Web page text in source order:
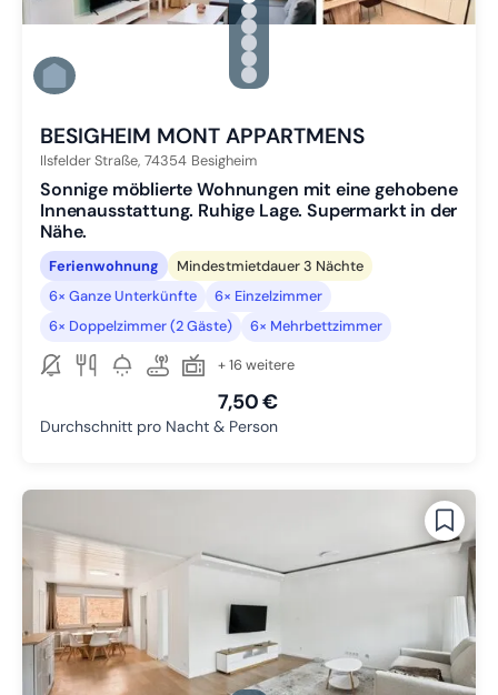
Zu Slide 1 wechseln
Zu Slide 2 wechseln
Zu Slide 3 wechseln
Zu Slide 4 wechseln
Zu Slide 5 wechseln
Zu Slide 6 wechseln
BESIGHEIM MONT APPARTMENS
Ilsfelder Straße, 74354 Besigheim
Sonnige möblierte Wohnungen mit eine gehobene
Innenausstattung. Ruhige Lage. Supermarkt in der
Nähe.
Ferienwohnung
Mindestmietdauer 3 Nächte
6× Ganze Unterkünfte
6× Einzelzimmer
6× Doppelzimmer (2 Gäste)
6× Mehrbettzimmer
+ 16 weitere
7,50 €
Durchschnitt pro Nacht & Person